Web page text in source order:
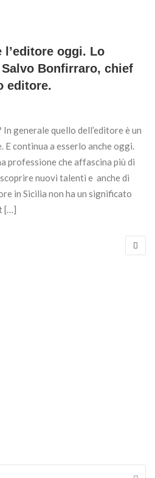
l’editore oggi. Lo
Bonfirraro, chief
editore.
generale quello dell’editore è un
E continua a esserlo anche oggi.
professione che affascina più di
nuovi talenti e anche di
in Sicilia non ha un significato
[…]